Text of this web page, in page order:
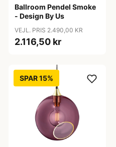
Ballroom Pendel Smoke
- Design By Us
VEJL. PRIS 2.490,00 KR
2.116,50 kr
SPAR 15%